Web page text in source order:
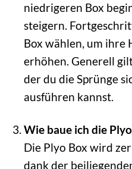
niedrigeren Box
steigern.
Box wählen, um ihre
erhöhen. Generell
der du die Sprünge
ausführen kannst.
Wie baue ich die
Die Plyo Box wird
dank der